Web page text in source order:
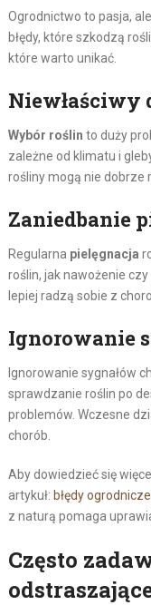
Ogrodnictwo to pasja,
błędy, które szkodzą
które warto unikać.
Niewłaściwy
Wybór roślin to duży
zależne od klimatu i
rośliny mogą nie dobrze
Zaniedbanie
Regularna pielęgnacja
roślin, jak nawożenie
lepiej radzą sobie z
Ignorowanie
Ignorowanie sygnałów
sprawdzanie roślin po
problemów. Wczesne
chorób.
Aby dowiedzieć się
artykuł: błędy ogrodnicze
z naturą pomaga
Często